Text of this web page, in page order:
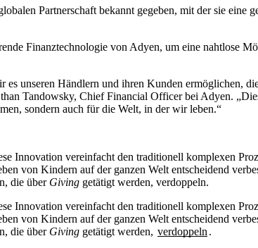
Partnerschaft bekannt gegeben, mit der sie eine
Finanztechnologie von Adyen, um eine nahtlose
unseren Händlern und ihren Kunden ermöglichen,
Tandowsky, Chief Financial Officer bei Adyen.
sondern auch für die Welt, in der wir leben.“
Innovation vereinfacht den traditionell komplexen
von Kindern auf der ganzen Welt entscheidend
die über Giving getätigt werden, verdoppeln.
Innovation vereinfacht den traditionell komplexen
von Kindern auf der ganzen Welt entscheidend
die über Giving getätigt werden, verdoppeln .